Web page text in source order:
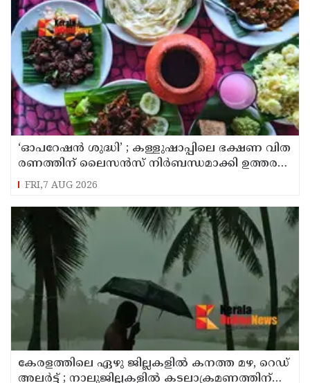
‘ഓ​പ​റേ​ഷ​ൻ ശു​ദ്ധി’ ; ക​ള്ളു​ഷാ​പ്പി​ലെ ഭ​ക്ഷ​ണ വി​ത​
ര​ണ​ത്തി​ന് ലൈ​സ​ൻ​സ് നി​ർ​ബ​ന്ധ​മാ​ക്കി ഉ​ത്ത​ര​വി​
റ​ക്കി എ​ക്​​സൈ​സ്​ വ​കു​പ്പ്​
FRI,7 AUG 2026
കേരളത്തിലെ ഏഴു ജില്ലകളിൽ കനത്ത മഴ, റെഡ്
അലർട്ട് ; നാലുജില്ലകളിൽ കടലാക്രമണത്തിന്